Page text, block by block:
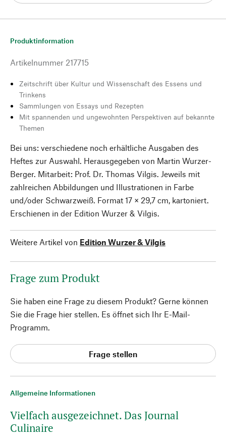
Allgemeine Informationen
Vielfach ausgezeichnet. Das Journal
Culinaire
Produktinformation
Artikelnummer 217715
Zeitschrift über Kultur und Wissenschaft des Essens und
Trinkens
Sammlungen von Essays und Rezepten
Mit spannenden und ungewohnten Perspektiven auf bekannte
Themen
Bei uns: verschiedene noch erhältliche Ausgaben des
Heftes zur Auswahl. Herausgegeben von Martin Wurzer-
Berger. Mitarbeit: Prof. Dr. Thomas Vilgis. Jeweils mit
zahlreichen Abbildungen und Illustrationen in Farbe
und/oder Schwarzweiß. Format 17 × 29,7 cm, kartoniert.
Erschienen in der Edition Wurzer & Vilgis.
Weitere Artikel von Edition Wurzer & Vilgis
Frage zum Produkt
Sie haben eine Frage zu diesem Produkt? Gerne können
Sie die Frage hier stellen. Es öffnet sich Ihr E-Mail-
Programm.
Frage stellen